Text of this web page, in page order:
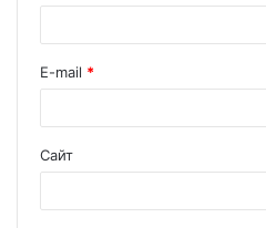
E-mail *
Сайт